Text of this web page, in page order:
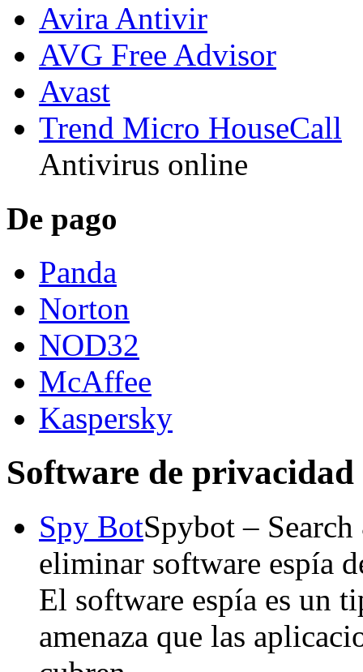
Avira Antivir
AVG Free Advisor
Avast
Trend Micro HouseCall
Antivirus online
De pago
Panda
Norton
NOD32
McAffee
Kaspersky
Software de privacidad
Spy BotSpybot –
eliminar software espía
El software espía es un
amenaza que las